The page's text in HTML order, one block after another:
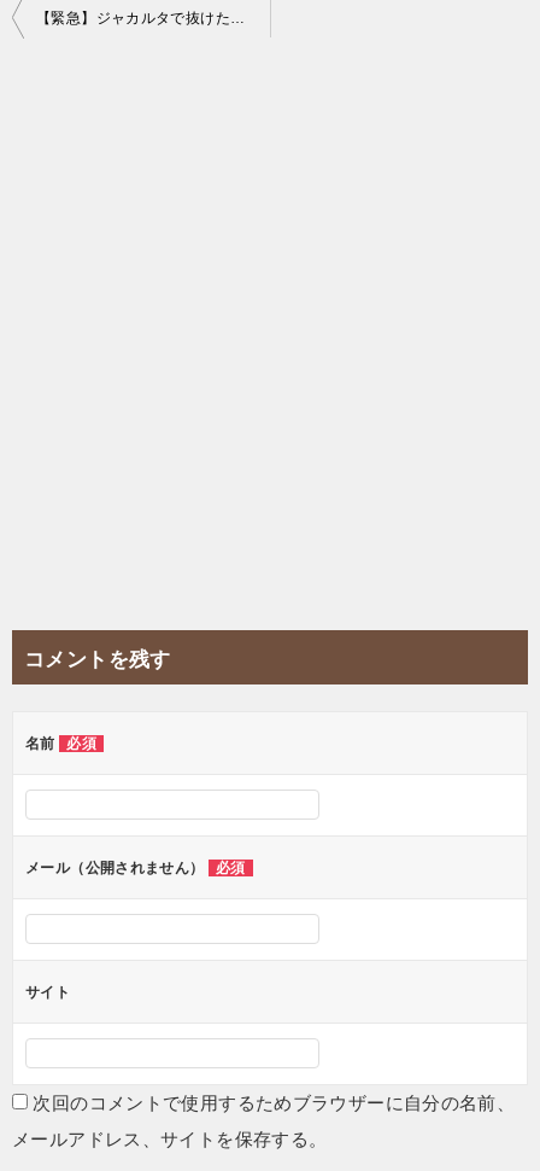
投
【緊急】ジャカルタで抜けた歯を治療したい時におすすめの歯医者まとめ！
コメントを残す
名前 必須
メール（公開されません） 必須
サイト
次回のコメントで使用するためブラウザーに自分の名前、
メールアドレス、サイトを保存する。